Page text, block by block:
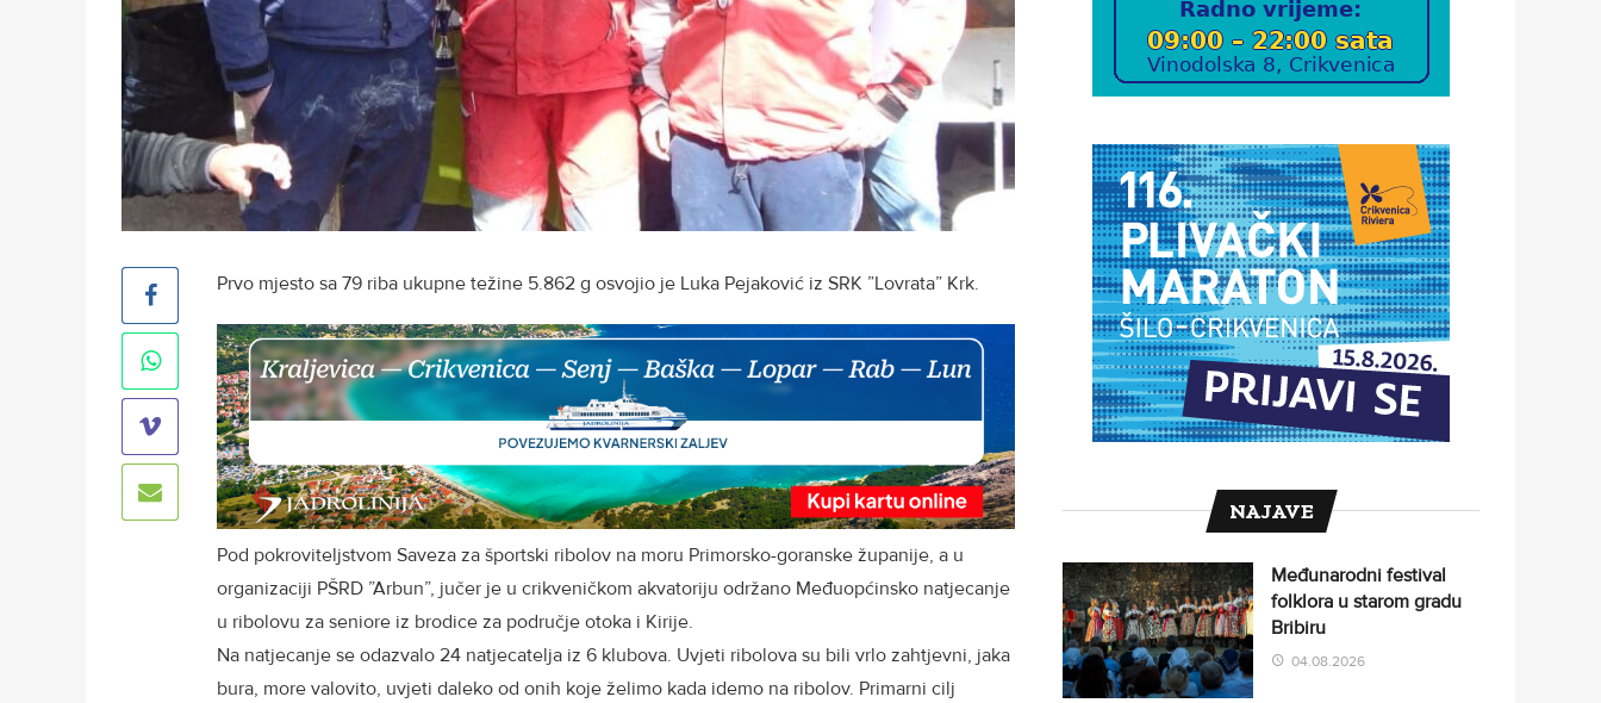
Prvo mjesto sa 79 riba ukupne težine 5.862 g osvojio je Luka Pejaković iz SRK ”Lovrata” Krk.
Pod pokroviteljstvom Saveza za športski ribolov na moru Primorsko-goranske županije, a u
organizaciji PŠRD ”Arbun”, jučer je u crikveničkom akvatoriju održano Međuopćinsko natjecanje
u ribolovu za seniore iz brodice za područje otoka i Kirije.
Na natjecanje se odazvalo 24 natjecatelja iz 6 klubova. Uvjeti ribolova su bili vrlo zahtjevni, jaka
bura, more valovito, uvjeti daleko od onih koje želimo kada idemo na ribolov. Primarni cilj
NAJAVE
Međunarodni festival
folklora u starom gradu
Bribiru
04.08.2026